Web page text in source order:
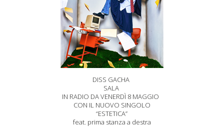
DISS GACHA
SALA
IN RADIO DA VENERDÌ 8 MAGGIO
CON IL NUOVO SINGOLO
“ESTETICA”
feat. prima stanza a destra